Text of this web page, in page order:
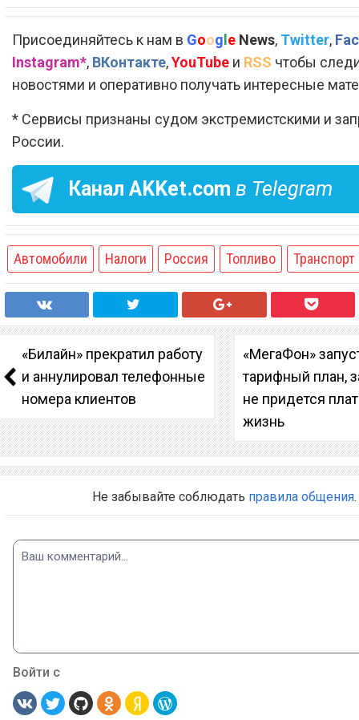
Присоединяйтесь к нам в Google News, Twitter,
Instagram*, ВКонтакте,YouTube и RSS чтобы
новостями и оперативно получать интересные
* Сервисы признаны судом экстремистскими и
России.
Канал AKKet.com в Telegram
Автомобили Налоги Россия Топливо Транспорт
«Билайн» прекратил работу
и аннулировал телефонные
номера клиентов
«МегаФон»
тарифный план,
не придется
жизнь
Не забывайте соблюдать правила общения.
Войти с